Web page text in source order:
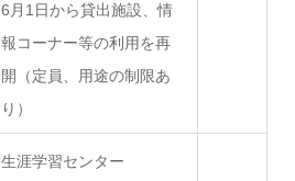
6月1日から貸出施設、情
報コーナー等の利用を再
開（定員、用途の制限あ
り）
生涯学習センター